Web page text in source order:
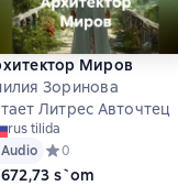
Миров
Зоринова
Литрес Авточтец
rus tilida
Audio Средний рейтинг 0
0
672,73 s`om